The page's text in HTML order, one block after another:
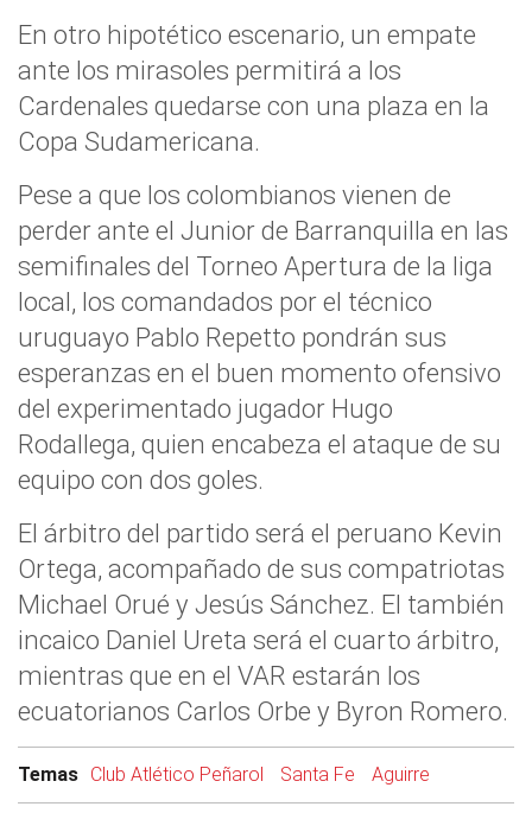
En otro hipotético escenario, un empate
ante los mirasoles permitirá a los
Cardenales quedarse con una plaza en la
Copa Sudamericana.
Pese a que los colombianos vienen de
perder ante el Junior de Barranquilla en las
semifinales del Torneo Apertura de la liga
local, los comandados por el técnico
uruguayo Pablo Repetto pondrán sus
esperanzas en el buen momento ofensivo
del experimentado jugador Hugo
Rodallega, quien encabeza el ataque de su
equipo con dos goles.
El árbitro del partido será el peruano Kevin
Ortega, acompañado de sus compatriotas
Michael Orué y Jesús Sánchez. El también
incaico Daniel Ureta será el cuarto árbitro,
mientras que en el VAR estarán los
ecuatorianos Carlos Orbe y Byron Romero.
Temas Club Atlético Peñarol Santa Fe Aguirre